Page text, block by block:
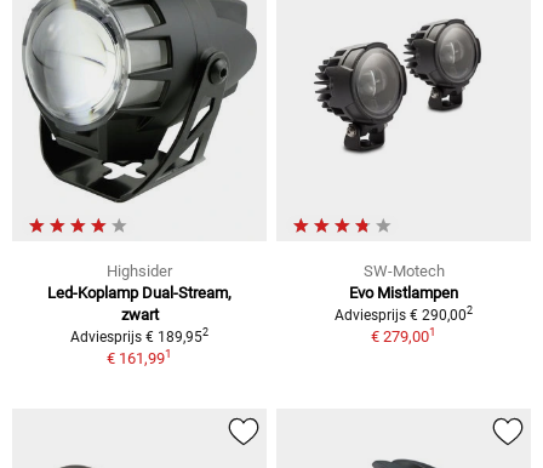
Highsider
Led-Koplamp Dual-Stream,
zwart
Adviesprijs € 189,952
€ 161,991
SW-Motech
Evo Mistlampen
Adviesprijs € 290,002
€ 279,001